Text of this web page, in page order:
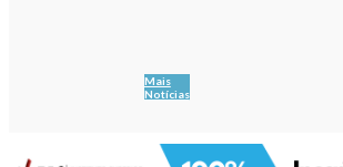
Mais
Notícias